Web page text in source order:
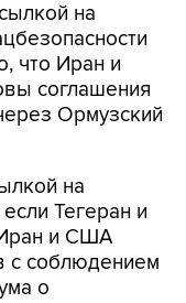
на
что Иран и
соглашения
Ормузский
на
Тегеран и
Иран и США
с соблюдением
о